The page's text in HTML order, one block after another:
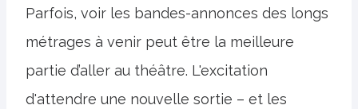
Parfois, voir les bandes-annonces des longs
métrages à venir peut être la meilleure
partie d’aller au théâtre. L'excitation
d'attendre une nouvelle sortie – et les